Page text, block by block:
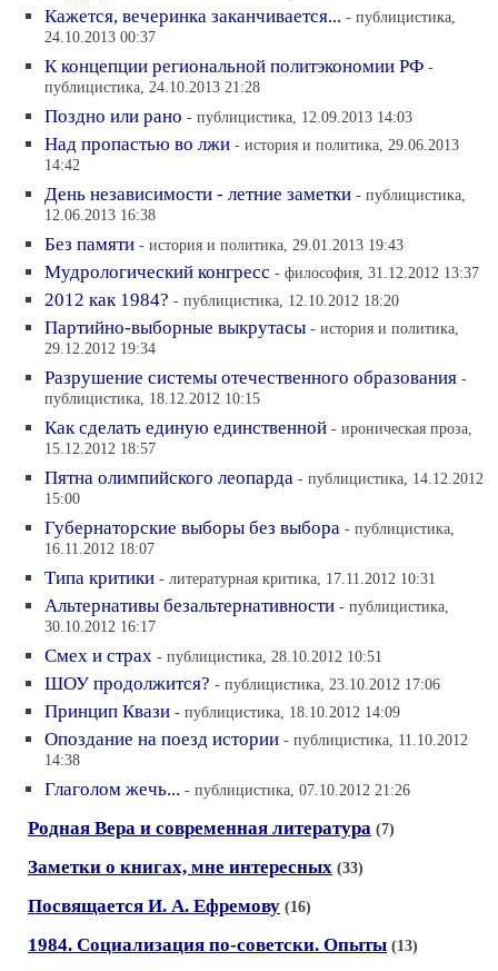
Кажется, вечеринка заканчивается... - публицистика,
24.10.2013 00:37
К концепции региональной политэкономии РФ -
публицистика, 24.10.2013 21:28
Поздно или рано - публицистика, 12.09.2013 14:03
Над пропастью во лжи - история и политика, 29.06.2013
14:42
День независимости - летние заметки - публицистика,
12.06.2013 16:38
Без памяти - история и политика, 29.01.2013 19:43
Мудрологический конгресс - философия, 31.12.2012 13:37
2012 как 1984? - публицистика, 12.10.2012 18:20
Партийно-выборные выкрутасы - история и политика,
29.12.2012 19:34
Разрушение системы отечественного образования -
публицистика, 18.12.2012 10:15
Как сделать единую единственной - ироническая проза,
15.12.2012 18:57
Пятна олимпийского леопарда - публицистика, 14.12.2012
15:00
Губернаторские выборы без выбора - публицистика,
16.11.2012 18:07
Типа критики - литературная критика, 17.11.2012 10:31
Альтернативы безальтернативности - публицистика,
30.10.2012 16:17
Смех и страх - публицистика, 28.10.2012 10:51
ШОУ продолжится? - публицистика, 23.10.2012 17:06
Принцип Квази - публицистика, 18.10.2012 14:09
Опоздание на поезд истории - публицистика, 11.10.2012
14:38
Глаголом жечь... - публицистика, 07.10.2012 21:26
Родная Вера и современная литература (7)
Заметки о книгах, мне интересных (33)
Посвящается И. А. Ефремову (16)
1984. Социализация по-советски. Опыты (13)